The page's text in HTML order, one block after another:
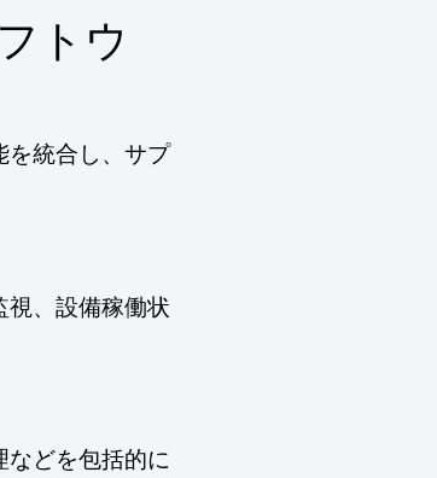
トウ
を統合し、サプ
視、設備稼働状
などを包括的に